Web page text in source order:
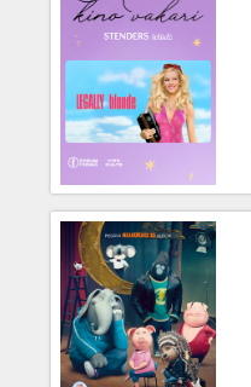
Dāvanu
kartes
Uzkodas
B2B
Kino
Klubs